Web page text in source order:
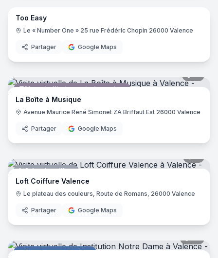
Informatique
Too Easy
Le « Number One » 25 rue Frédéric Chopin 26000 Valence
Partager Google Maps
Magasin d'instruments de musique
La Boîte à Musique
Avenue Maurice René Simonet ZA Briffaut Est 26000 Valence
Partager Google Maps
Salon de coiffure
Loft Coiffure Valence
Le plateau des couleurs, Route de Romans, 26000 Valence
Partager Google Maps
Enseignement Scolaire